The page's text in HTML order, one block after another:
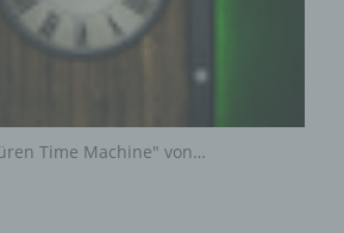
Time Machine" von…
dies
Wir